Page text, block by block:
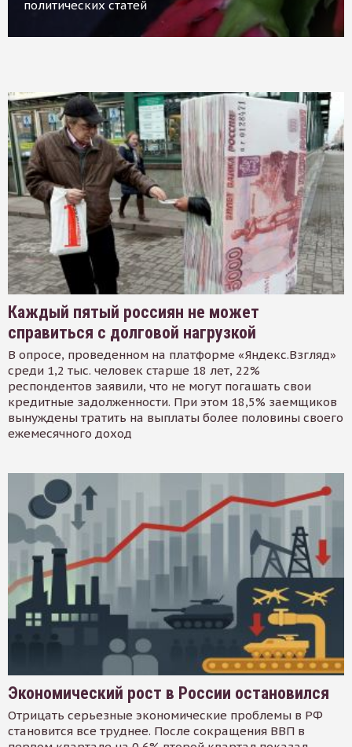
политических статей
Каждый пятый россиян не может
справиться с долговой нагрузкой
В опросе, проведенном на платформе «Яндекс.Взгляд»
среди 1,2 тыс. человек старше 18 лет, 22%
респондентов заявили, что не могут погашать свои
кредитные задолженности. При этом 18,5% заемщиков
вынуждены тратить на выплаты более половины своего
ежемесячного доход
Экономический рост в России остановился
Отрицать серьезные экономические проблемы в РФ
становится все труднее. После сокращения ВВП в